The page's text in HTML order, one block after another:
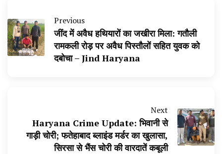
Previous
जींद में अवैध हथियारों का जखीरा मिला: गतौली
रामकली रोड़ पर अवैध पिस्तौलों सहित युवक को
दबोचा – Jind Haryana
Next
Haryana Crime Update: भिवानी से
गाड़ी चोरी; फतेहाबाद ब्लाइंड मर्डर का खुलासा,
सिरसा से भैंस चोरी की वारदातें कबूली